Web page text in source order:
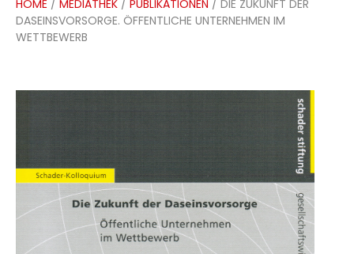
HOME / MEDIATHEK / PUBLIKATIONEN / DIE ZUKUNFT DER
DASEINSVORSORGE. ÖFFENTLICHE UNTERNEHMEN IM
WETTBEWERB